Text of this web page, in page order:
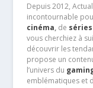
Depuis 2012,
incontournable
cinéma,de séries
vous cherchiez à
découvrir les
propose un
l’univers du
emblématiques et